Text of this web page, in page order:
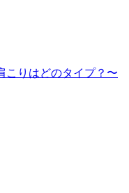
こりはどのタイプ？〜